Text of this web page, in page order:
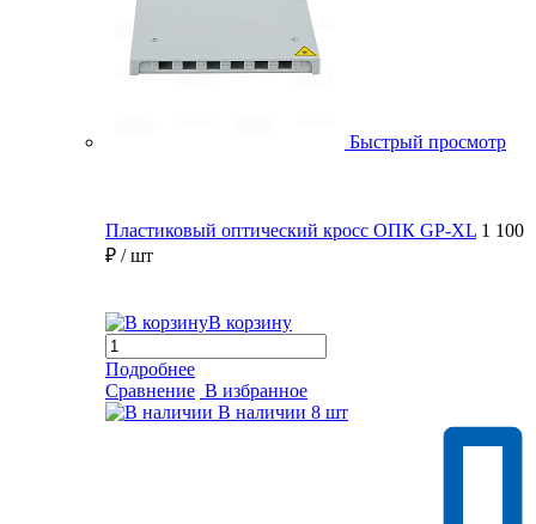
Быстрый просмотр
Пластиковый оптический кросс ОПК GP-XL 1 100
₽ / шт
В корзину
Подробнее
Сравнение В избранное
В наличии 8 шт